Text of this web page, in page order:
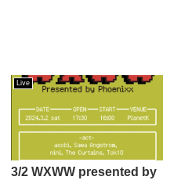
Live
3/2 WXWW presented by